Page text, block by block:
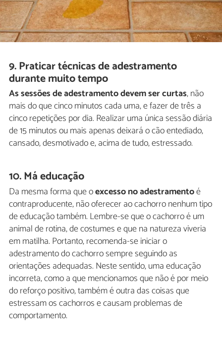
9. Praticar técnicas de adestramento
durante muito tempo
As sessões de adestramento devem ser curtas, não
mais do que cinco minutos cada uma, e fazer de três a
cinco repetições por dia. Realizar uma única sessão diária
de 15 minutos ou mais apenas deixará o cão entediado,
cansado, desmotivado e, acima de tudo, estressado.
10. Má educação
Da mesma forma que oexcesso no adestramentoé
contraproducente, não oferecer ao cachorro nenhum tipo
de educação também. Lembre-se que o cachorro é um
animal de rotina, de costumes e que na natureza viveria
em matilha. Portanto, recomenda-se iniciar o
adestramento do cachorro sempre seguindo as
orientações adequadas. Neste sentido, uma educação
incorreta, como a que mencionamos que não é por meio
do reforço positivo, também é outra das coisas que
estressam os cachorros e causam problemas de
comportamento.